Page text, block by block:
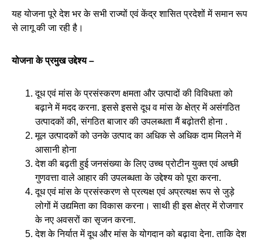
यह योजना पूरे देश भर के सभी राज्यों एवं केंद्र शासित प्रदेशों में समान रूप
से लागू की जा रही है।
योजना के प्रमुख उद्देश्य –
दूध एवं मांस के प्रसंस्करण क्षमता और उत्पादों की विविधता को
बढ़ाने में मदद करना. इससे इससे दूध व मांस के क्षेत्र में असंगठित
उत्पादकों की, संगठित बाजार की उपलब्धता मैं बढ़ोतरी होना .
मूल उत्पादकों को उनके उत्पाद का अधिक से अधिक दाम मिलने में
आसानी होना
देश की बढ़ती हुई जनसंख्या के लिए उच्च प्रोटीन युक्त एवं अच्छी
गुणवत्ता वाले आहार की उपलब्धता के उद्देश्य को पूरा करना.
दूध एवं मांस के प्रसंस्करण से प्रत्यक्ष एवं अप्रत्यक्ष रूप से जुड़े
लोगों में उद्यमिता का विकास करना। साथी ही इस क्षेत्र में रोजगार
के नए अवसरों का सृजन करना.
देश के निर्यात में दूध और मांस के योगदान को बढ़ावा देना. ताकि देश